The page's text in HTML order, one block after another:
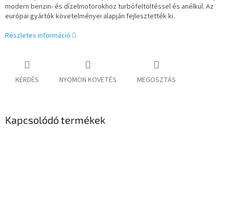
modern benzin- és dízelmotorokhoz turbófeltöltéssel és anélkül. Az
európai gyártók követelményei alapján fejlesztették ki.
Részletes információ
KÉRDÉS NYOMON KÖVETÉS MEGOSZTÁS
Kapcsolódó termékek